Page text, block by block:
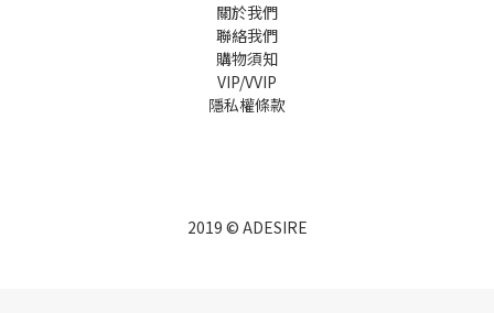
關於我們
聯絡我們
購物須知
VIP/VVIP
隱私權條款
2019 © ADESIRE